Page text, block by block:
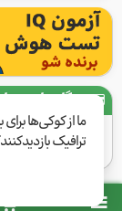
ما از کوکی‌ها
ترافیک
درگاه‌های